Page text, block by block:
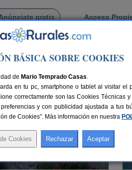
gratis Acceso
de Los Escullos
BÁSICA SOBRE COOKIES
de Mario Temprado Casas.
en tu pc, smartphone o tablet al visitar el
correctamente son las Cookies Técnicas
y con publicidad ajustada a tus
de Cookies”. Más información en nuestra